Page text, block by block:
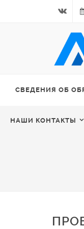
Вконтакте
-
СВЕДЕНИЯ ОБ
НАШИ КОНТАКТЫ